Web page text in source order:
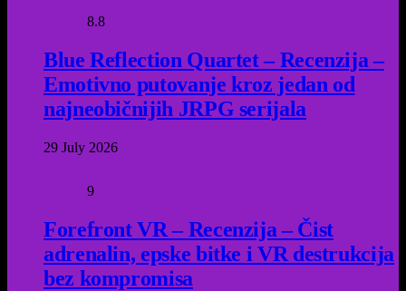
8.8
Blue Reflection Quartet – Recenzija –
Emotivno putovanje kroz jedan od
najneobičnijih JRPG serijala
29 July 2026
9
Forefront VR – Recenzija – Čist
adrenalin, epske bitke i VR destrukcija
bez kompromisa